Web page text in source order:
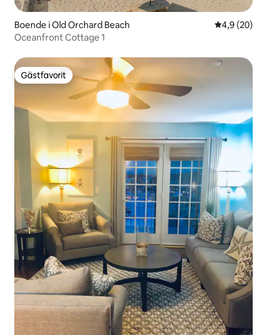
Boende i Old Orchard Beach 4,9 av 5 i
4,9 (20)
Oceanfront Cottage 1
Gästfavorit
Gästfavorit